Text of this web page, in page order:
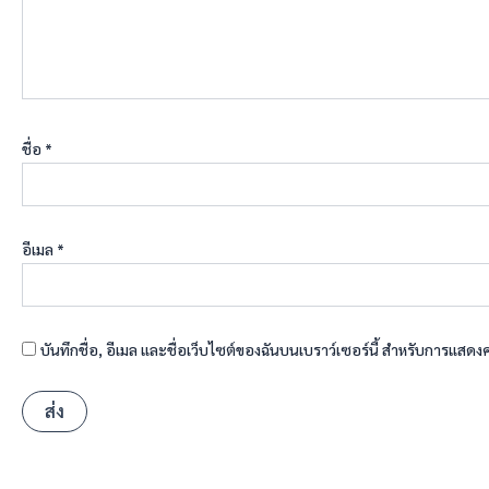
ชื่อ *
อีเมล *
บันทึกชื่อ, อีเมล และชื่อเว็บไซต์ของฉันบนเบราว์เซอร์นี้ สำหรับการแสดง